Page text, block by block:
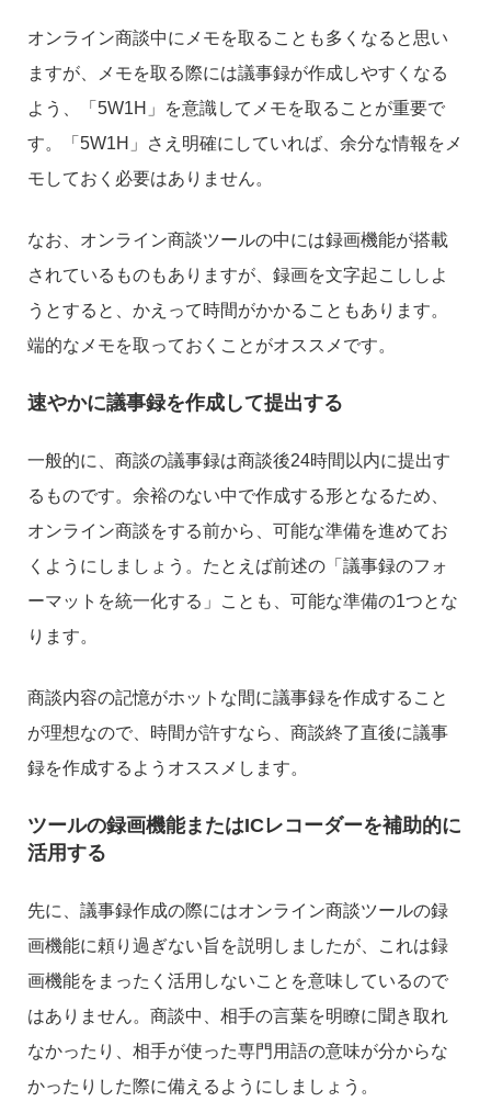
オンライン商談中にメモを取ることも多くなると思い
ますが、メモを取る際には議事録が作成しやすくなる
よう、「5W1H」を意識してメモを取ることが重要で
す。「5W1H」さえ明確にしていれば、余分な情報をメ
モしておく必要はありません。
なお、オンライン商談ツールの中には録画機能が搭載
されているものもありますが、録画を文字起こししよ
うとすると、かえって時間がかかることもあります。
端的なメモを取っておくことがオススメです。
速やかに議事録を作成して提出する
一般的に、商談の議事録は商談後24時間以内に提出す
るものです。余裕のない中で作成する形となるため、
オンライン商談をする前から、可能な準備を進めてお
くようにしましょう。たとえば前述の「議事録のフォ
ーマットを統一化する」ことも、可能な準備の1つとな
ります。
商談内容の記憶がホットな間に議事録を作成すること
が理想なので、時間が許すなら、商談終了直後に議事
録を作成するようオススメします。
ツールの録画機能またはICレコーダーを補助的に
活用する
先に、議事録作成の際にはオンライン商談ツールの録
画機能に頼り過ぎない旨を説明しましたが、これは録
画機能をまったく活用しないことを意味しているので
はありません。商談中、相手の言葉を明瞭に聞き取れ
なかったり、相手が使った専門用語の意味が分からな
かったりした際に備えるようにしましょう。